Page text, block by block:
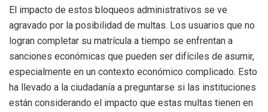
El impacto de estos bloqueos administrativos se ve
agravado por la posibilidad de multas. Los usuarios que no
logran completar su matrícula a tiempo se enfrentan a
sanciones económicas que pueden ser difíciles de asumir,
especialmente en un contexto económico complicado. Esto
ha llevado a la ciudadanía a preguntarse si las instituciones
están considerando el impacto que estas multas tienen en